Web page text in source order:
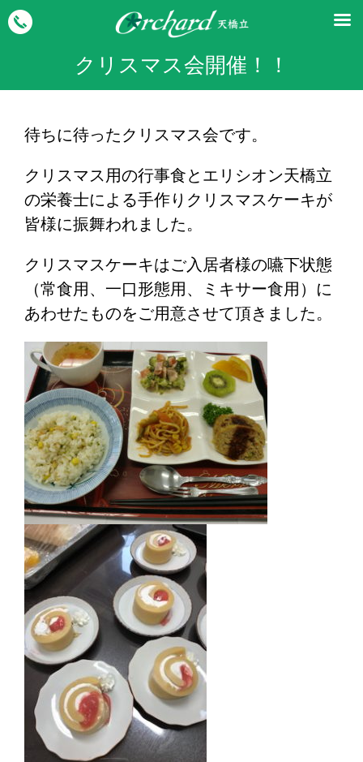
クリスマス会開催！！
待ちに待ったクリスマス会です。
クリスマス用の行事食とエリシオン天橋立
の栄養士による手作りクリスマスケーキが
皆様に振舞われました。
クリスマスケーキはご入居者様の嚥下状態
（常食用、一口形態用、ミキサー食用）に
あわせたものをご用意させて頂きました。